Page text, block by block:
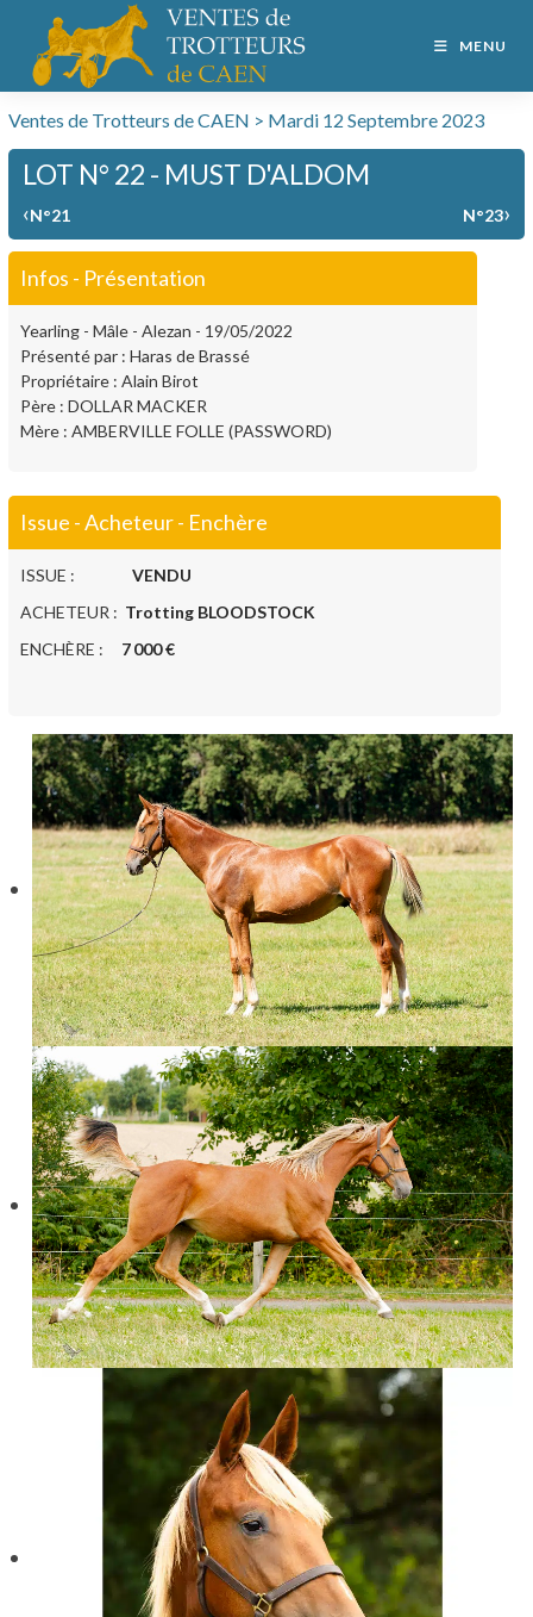
MENU
Ventes de Trotteurs de CAEN > Mardi 12 Septembre 2023
LOT N° 22 - MUST D'ALDOM
‹N°21 N°23›
Infos - Présentation
Yearling - Mâle - Alezan - 19/05/2022
Présenté par : Haras de Brassé
Propriétaire : Alain Birot
Père : DOLLAR MACKER
Mère : AMBERVILLE FOLLE (PASSWORD)
Issue - Acheteur - Enchère
ISSUE : VENDU
ACHETEUR : Trotting BLOODSTOCK
ENCHÈRE : 7 000 €